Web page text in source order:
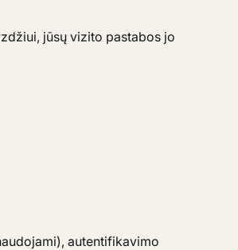
jūsų vizito pastabos jo
autentifikavimo